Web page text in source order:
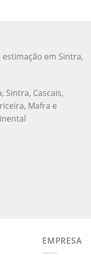
em Sintra,
Sintra, Cascais,
Mafra e
EMPRESA